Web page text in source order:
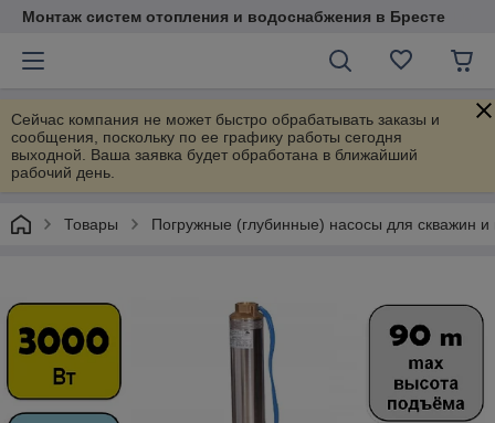
Монтаж систем отопления и водоснабжения в Бресте
Сейчас компания не может быстро обрабатывать заказы и
сообщения, поскольку по ее графику работы сегодня
выходной. Ваша заявка будет обработана в ближайший
рабочий день.
Товары Погружные (глубинные) насосы для скважин и